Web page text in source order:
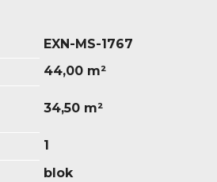
EXN-MS-1767
44,00 m²
34,50 m²
1
blok